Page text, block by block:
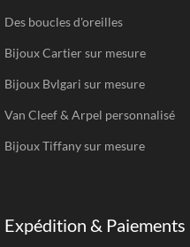
Des boucles d'oreilles
Bijoux Cartier sur mesure
Bijoux Bvlgari sur mesure
Van Cleef & Arpel personnalisé
Bijoux Tiffany sur mesure
Expédition & Paiements